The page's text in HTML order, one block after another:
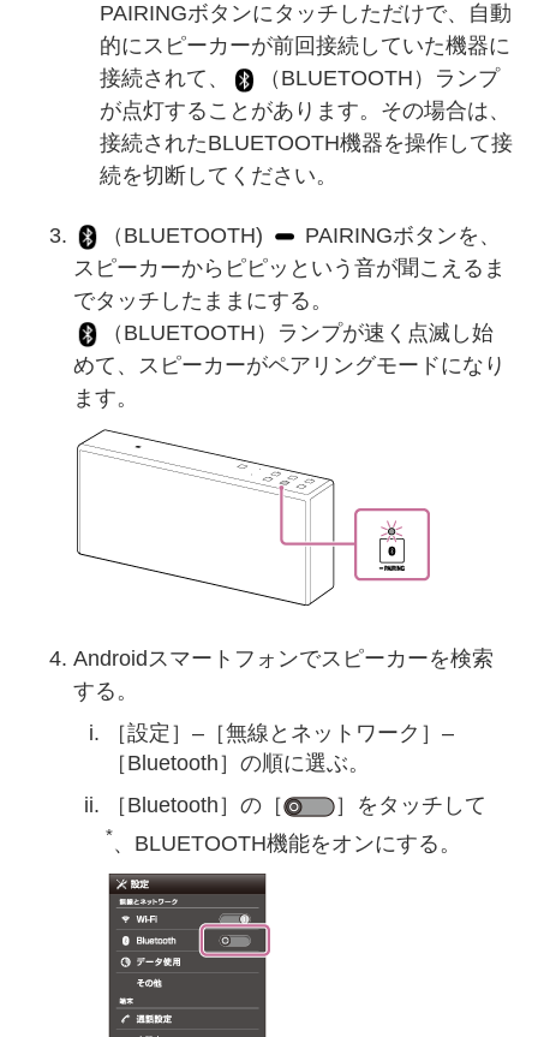
PAIRINGボタンにタッチしただけで、自動
的にスピーカーが前回接続していた機器に
接続されて、
（BLUETOOTH）ランプ
が点灯することがあります。その場合は、
接続されたBLUETOOTH機器を操作して接
続を切断してください。
（BLUETOOTH)
PAIRINGボタンを、
スピーカーからピピッという音が聞こえるま
でタッチしたままにする。
（BLUETOOTH）ランプが速く点滅し始
めて、スピーカーがペアリングモードになり
ます。
Androidスマートフォンでスピーカーを検索
する。
［設定］–［無線とネットワーク］–
［Bluetooth］の順に選ぶ。
［Bluetooth］の［
］をタッチして
*、BLUETOOTH機能をオンにする。